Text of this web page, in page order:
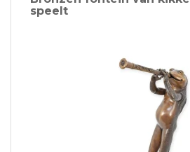
speelt